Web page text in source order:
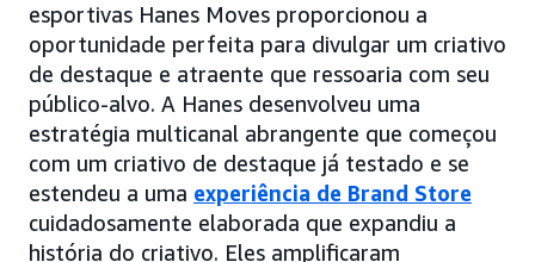
esportivas Hanes Moves proporcionou a
oportunidade perfeita para divulgar um criativo
de destaque e atraente que ressoaria com seu
público-alvo. A Hanes desenvolveu uma
estratégia multicanal abrangente que começou
com um criativo de destaque já testado e se
estendeu a uma experiência de Brand Store
cuidadosamente elaborada que expandiu a
história do criativo. Eles amplificaram